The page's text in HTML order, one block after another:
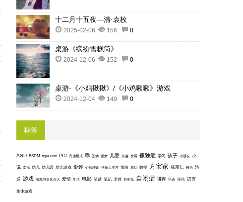
十二月十五夜—清·袁枚
2025-02-06 156 0
桌游《缤纷雪糕筒》
2024-12-06 152 0
桌游-《小鸡揪揪》/《小鸡啾啾》游戏
2024-12-04 149 0
标签
ASD ESDM fbjia.com PCI 丹佛模式 乖 互动 侄女 儿童 兴趣 发展 孤独症 学习 孩子 小朋友 小
说 幸福 幼儿 幼儿园 幼儿游戏 影评 心智理论 快乐大本营 情绪 感动 教授 方宝家 杨宗仁 模仿 沟
通 游戏 游戏与文化介入 爱情 生活 电影 笑话 笔记 老师 自闭儿 自闭症 讲座 论语 评论 语言
集体游戏